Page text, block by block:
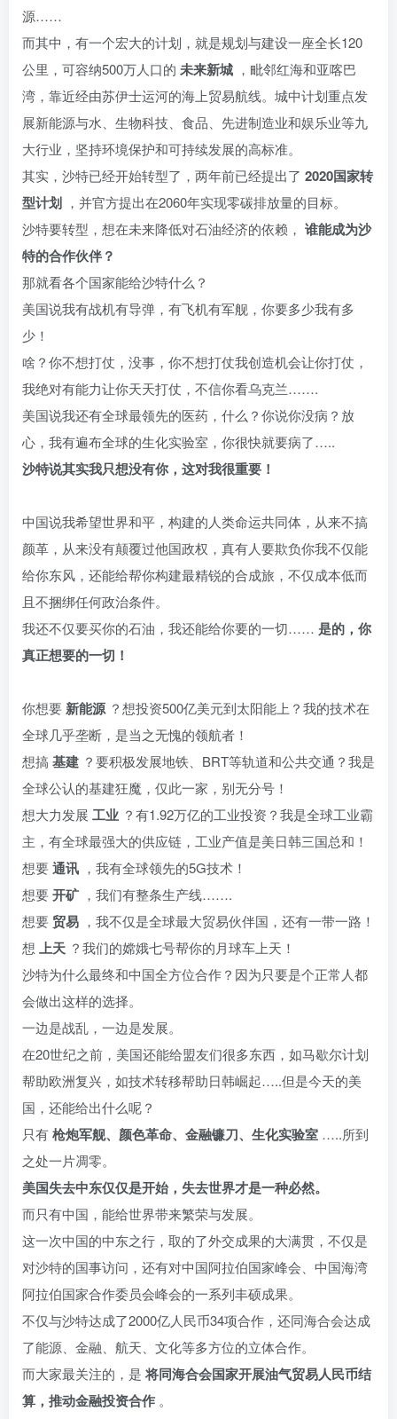
源……
而其中，有一个宏大的计划，就是规划与建设一座全长120
公里，可容纳500万人口的 未来新城 ，毗邻红海和亚喀巴
湾，靠近经由苏伊士运河的海上贸易航线。城中计划重点发
展新能源与水、生物科技、食品、先进制造业和娱乐业等九
大行业，坚持环境保护和可持续发展的高标准。
其实，沙特已经开始转型了，两年前已经提出了 2020国家转
型计划 ，并官方提出在2060年实现零碳排放量的目标。
沙特要转型，想在未来降低对石油经济的依赖， 谁能成为沙
特的合作伙伴？
那就看各个国家能给沙特什么？
美国说我有战机有导弹，有飞机有军舰，你要多少我有多
少！
啥？你不想打仗，没事，你不想打仗我创造机会让你打仗，
我绝对有能力让你天天打仗，不信你看乌克兰…….
美国说我还有全球最领先的医药，什么？你说你没病？放
心，我有遍布全球的生化实验室，你很快就要病了…..
沙特说其实我只想没有你，这对我很重要！
中国说我希望世界和平，构建的人类命运共同体，从来不搞
颜革，从来没有颠覆过他国政权，真有人要欺负你我不仅能
给你东风，还能给帮你构建最精锐的合成旅，不仅成本低而
且不捆绑任何政治条件。
我还不仅要买你的石油，我还能给你要的一切…… 是的，你
真正想要的一切！
你想要新能源 ？想投资500亿美元到太阳能上？我的技术在
全球几乎垄断，是当之无愧的领航者！
想搞 基建 ？要积极发展地铁、BRT等轨道和公共交通？我是
全球公认的基建狂魔，仅此一家，别无分号！
想大力发展 工业 ？有1.92万亿的工业投资？我是全球工业霸
主，有全球最强大的供应链，工业产值是美日韩三国总和！
想要通讯 ，我有全球领先的5G技术！
想要开矿 ，我们有整条生产线…….
想要 贸易 ，我不仅是全球最大贸易伙伴国，还有一带一路！
想 上天 ？我们的嫦娥七号帮你的月球车上天！
沙特为什么最终和中国全方位合作？因为只要是个正常人都
会做出这样的选择。
一边是战乱，一边是发展。
在20世纪之前，美国还能给盟友们很多东西，如马歇尔计划
帮助欧洲复兴，如技术转移帮助日韩崛起…..但是今天的美
国，还能给出什么呢？
只有枪炮军舰、颜色革命、金融镰刀、生化实验室 …..所到
之处一片凋零。
美国失去中东仅仅是开始，失去世界才是一种必然。
而只有中国，能给世界带来繁荣与发展。
这一次中国的中东之行，取的了外交成果的大满贯，不仅是
对沙特的国事访问，还有对中国阿拉伯国家峰会、中国海湾
阿拉伯国家合作委员会峰会的一系列丰硕成果。
不仅与沙特达成了2000亿人民币34项合作，还同海合会达成
了能源、金融、航天、文化等多方位的立体合作。
而大家最关注的，是将同海合会国家开展油气贸易人民币结
算，推动金融投资合作 。